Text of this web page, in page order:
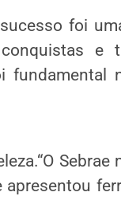
foi
e